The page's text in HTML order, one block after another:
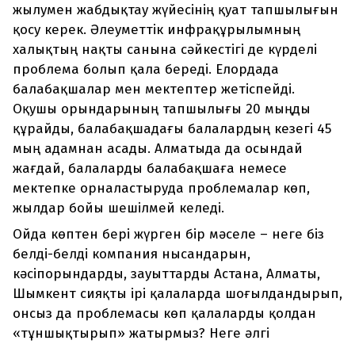
жылумен жабдықтау жүйесінің қуат тапшы­лығын
қосу керек. Әлеуметтік инфра­құрылымның
халықтың нақты санына сәйкестігі де күрделі
проблема болып қала береді. Елордада
балабақшалар мен мектептер жетіспейді.
Оқушы орындарының тапшылығы 20 мыңды
құрайды, балабақшадағы балалардың кезегі 45
мың адамнан асады. Алматыда да осындай
жағдай, балаларды балабақшаға немесе
мектепке орналастыруда проблемалар көп,
жылдар бойы шешілмей келеді.
Ойда көптен бері жүрген бір мәселе – неге біз
белді-белді компания нысандарын,
кәсіпорындарды, зауыттарды Астана, Алматы,
Шымкент сияқты ірі қалаларда шоғылдандырып,
онсыз да проблемасы көп қалаларды қолдан
«тұншықтырып» жатырмыз? Неге әлгі